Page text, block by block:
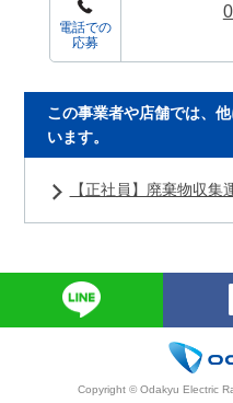
電話での
応募
この事業者や店舗では、
います。
【正社員】廃棄物収集
Copyright © Odakyu Electric